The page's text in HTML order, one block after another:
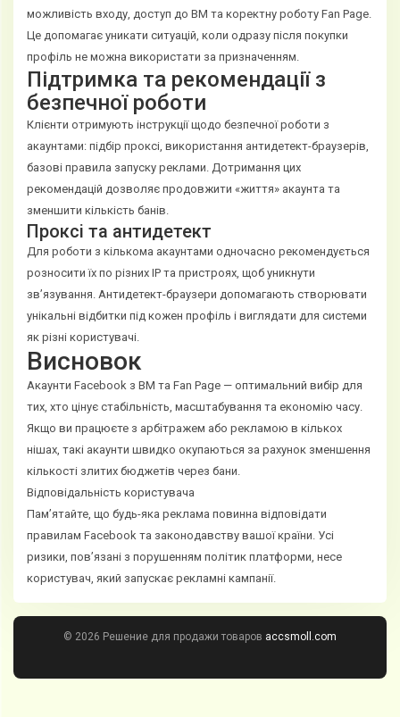
можливість входу, доступ до BM та коректну роботу Fan Page.
Це допомагає уникати ситуацій, коли одразу після покупки
профіль не можна використати за призначенням.
Підтримка та рекомендації з
безпечної роботи
Клієнти отримують інструкції щодо безпечної роботи з
акаунтами: підбір проксі, використання антидетект-браузерів,
базові правила запуску реклами. Дотримання цих
рекомендацій дозволяє продовжити «життя» акаунта та
зменшити кількість банів.
Проксі та антидетект
Для роботи з кількома акаунтами одночасно рекомендується
розносити їх по різних IP та пристроях, щоб уникнути
зв’язування. Антидетект-браузери допомагають створювати
унікальні відбитки під кожен профіль і виглядати для системи
як різні користувачі.
Висновок
Акаунти Facebook з BM та Fan Page — оптимальний вибір для
тих, хто цінує стабільність, масштабування та економію часу.
Якщо ви працюєте з арбітражем або рекламою в кількох
нішах, такі акаунти швидко окупаються за рахунок зменшення
кількості злитих бюджетів через бани.
Відповідальність користувача
Пам’ятайте, що будь-яка реклама повинна відповідати
правилам Facebook та законодавству вашої країни. Усі
ризики, пов’язані з порушенням політик платформи, несе
користувач, який запускає рекламні кампанії.
© 2026 Решение для продажи товаров accsmoll.com